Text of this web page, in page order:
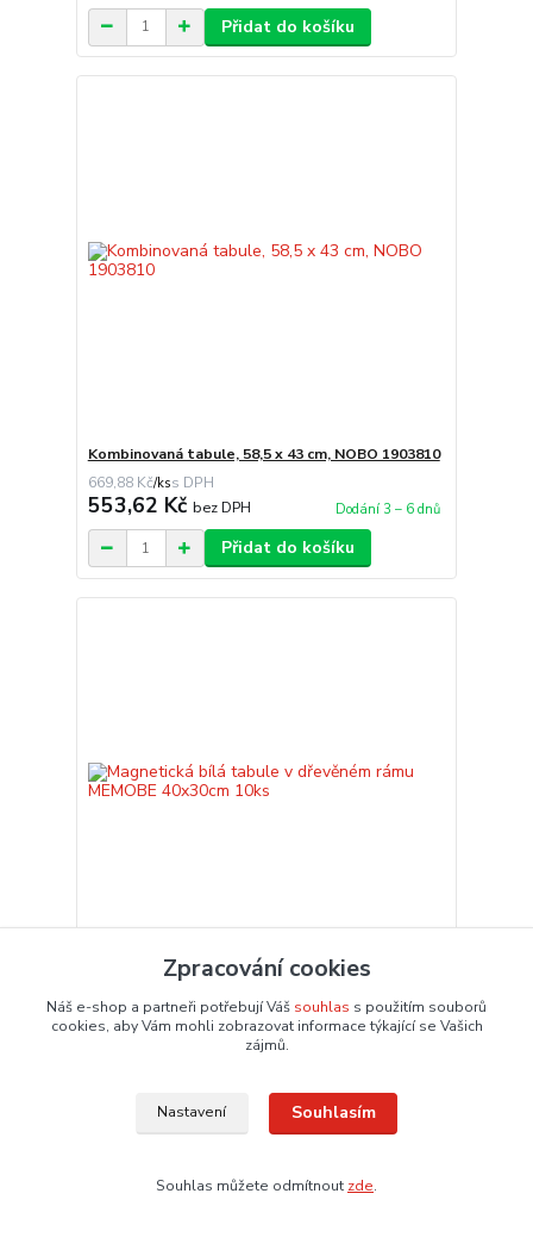
Přidat do košíku
Kombinovaná tabule, 58,5 x 43 cm, NOBO 1903810
669,88 Kč/ks
553,62 Kč bez DPH Dodání 3 – 6 dnů
Přidat do košíku
Magnetická bílá tabule v dřevěném rámu
MEMOBE 40x30cm 10ks
2 044,90 Kč
bez DPH
Přidat do košíku
Zpracování cookies
Náš e-shop a partneři potřebují Váš souhlas s použitím souborů
cookies, aby Vám mohli zobrazovat informace týkající se Vašich
zájmů.
Nastavení Souhlasím
Souhlas můžete odmítnout zde.